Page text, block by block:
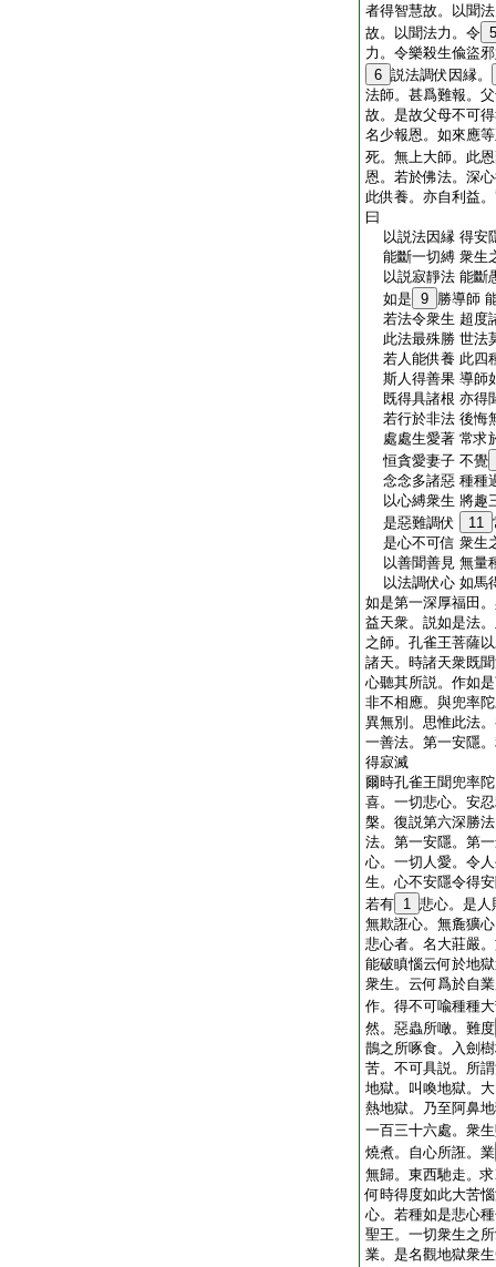
者得智慧故。以聞
故。以聞法力。令 5
力。令樂殺生偸盜
6 説法調伏因縁。
法師。甚爲難報。
故。是故父母不可
名少報恩。如來應
死。無上大師。此
恩。若於佛法。深
此供養。亦自利益
曰
以説法因縁 得安
能斷一切縛 衆生
以説寂靜法 能斷
如是 9 勝導師
若法令衆生 超度
此法最殊勝 世法
若人能供養 此四
斯人得善果 導師
既得具諸根 亦得
若行於非法 後悔
處處生愛著 常求
恒貪愛妻子 不覺
念念多諸惡 種種
以心縛衆生 將趣
是惡難調伏
11
是心不可信 衆生
以善聞善見 無量
以法調伏心 如馬
如是第一深厚福田
益天衆。説如是法
之師。孔雀王菩薩
諸天。時諸天衆既
心聽其所説。作如
非不相應。與兜率
異無別。思惟此法
一善法。第一安隱
得寂滅
爾時孔雀王聞兜率
喜。一切悲心。安
槃。復説第六深勝
法。第一安隱。第
心。一切人愛。令
生。心不安隱令得
若有 1 悲心。是人
無欺誑心。無麁獷
悲心者。名大莊嚴
能破瞋惱云何於地
衆生。云何爲於自
作。得不可喩種種
然。惡蟲所噉。難度
鵲之所啄食。入劍
苦。不可具説。所
地獄。叫喚地獄。
熱地獄。乃至阿鼻
一百三十六處。衆
燒煮。自心所誑。業
無歸。東西馳走。
何時得度如此大苦
心。若種如是悲心
聖王。一切衆生之
業。是名觀地獄衆